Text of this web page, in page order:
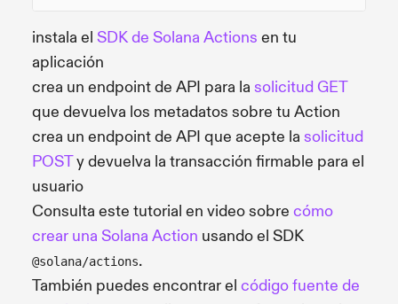
instala el SDK de Solana Actions en tu
aplicación
crea un endpoint de API para la solicitud GET
que devuelva los metadatos sobre tu Action
crea un endpoint de API que acepte la solicitud
POSTy devuelva la transacción firmable para el
usuario
Consulta este tutorial en video sobre cómo
crear una Solana Action usando el SDK
@solana/actions.
También puedes encontrar el código fuente de